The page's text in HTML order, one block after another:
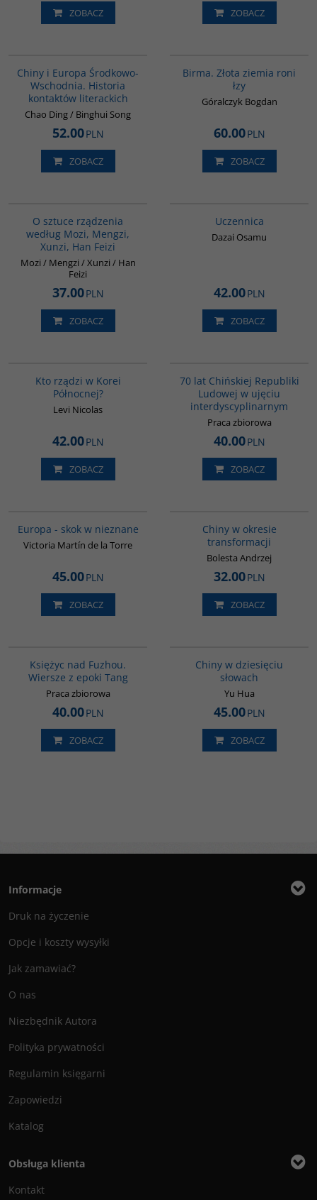
ZOBACZ ZOBACZ
Chiny i Europa Środkowo-
Wschodnia. Historia
kontaktów literackich
Chao Ding / Binghui Song
52.00PLN
ZOBACZ
Birma. Złota ziemia roni
łzy
Góralczyk Bogdan
60.00PLN
ZOBACZ
O sztuce rządzenia
według Mozi, Mengzi,
Xunzi, Han Feizi
Mozi / Mengzi / Xunzi / Han
Feizi
37.00PLN
ZOBACZ
Uczennica
Dazai Osamu
42.00PLN
ZOBACZ
Kto rządzi w Korei
Północnej?
Levi Nicolas
42.00PLN
ZOBACZ
70 lat Chińskiej Republiki
Ludowej w ujęciu
interdyscyplinarnym
Praca zbiorowa
40.00PLN
ZOBACZ
Europa - skok w nieznane
Victoria Martín de la Torre
45.00PLN
ZOBACZ
Chiny w okresie
transformacji
Bolesta Andrzej
32.00PLN
ZOBACZ
Księżyc nad Fuzhou.
Wiersze z epoki Tang
Praca zbiorowa
40.00PLN
ZOBACZ
Chiny w dziesięciu
słowach
Yu Hua
45.00PLN
ZOBACZ
Informacje
Druk na życzenie
Opcje i koszty wysyłki
Jak zamawiać?
O nas
Niezbędnik Autora
Polityka prywatności
Regulamin księgarni
Zapowiedzi
Katalog
Obsługa klienta
Kontakt